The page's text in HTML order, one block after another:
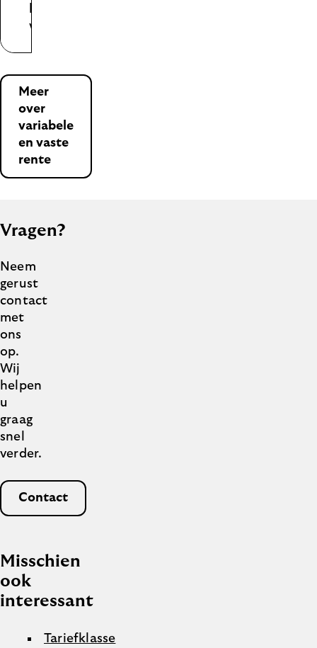
worden
Meer
over
variabele
en vaste
rente
Vragen?
Neem
gerust
contact
met
ons
op.
Wij
helpen
u
graag
snel
verder.
Contact
Misschien
ook
interessant
Tariefklasse